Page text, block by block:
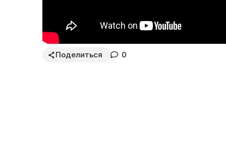
Поделиться 0